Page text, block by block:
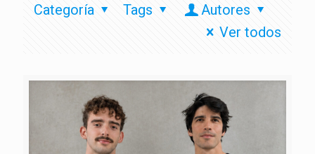
Categoría Tags
Autores
Ver todos